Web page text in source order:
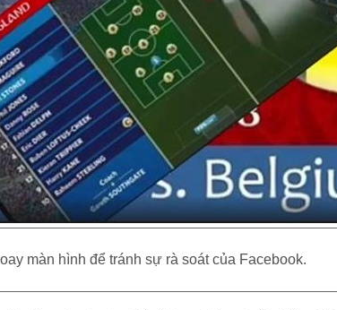
màn hình để tránh sự rà soát của Facebook.